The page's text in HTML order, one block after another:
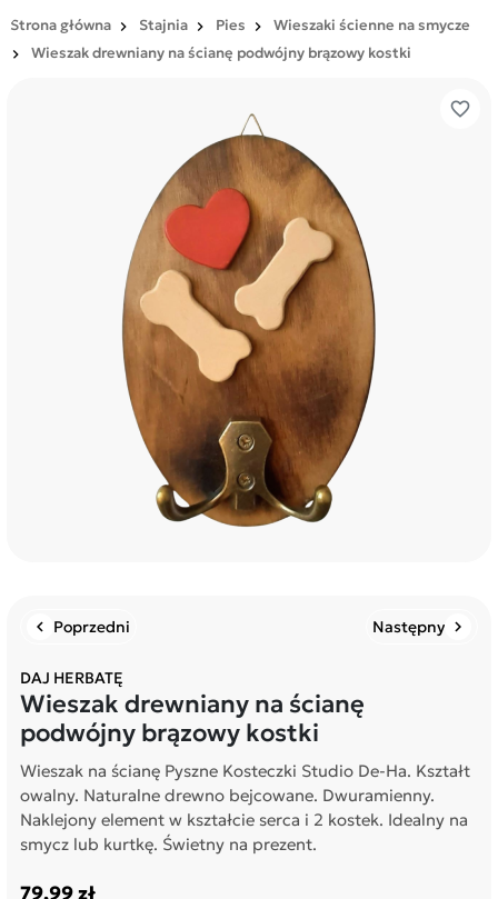
Strona główna Stajnia Pies
Wieszaki ścienne na smycze
Wieszak drewniany na ścianę podwójny brązowy kostki
favorite_border
chevron_left Poprzedni Następny chevron_right
DAJ HERBATĘ
Wieszak drewniany na ścianę
podwójny brązowy kostki
Wieszak na ścianę Pyszne Kosteczki Studio De-Ha. Kształt
owalny. Naturalne drewno bejcowane. Dwuramienny.
Naklejony element w kształcie serca i 2 kostek. Idealny na
smycz lub kurtkę. Świetny na prezent.
79,99 zł